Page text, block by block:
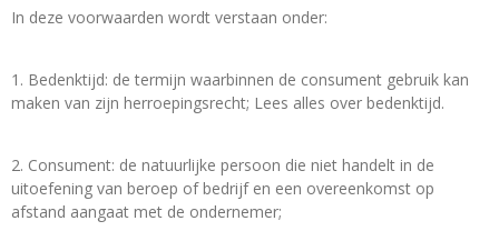
In deze voorwaarden wordt verstaan onder:
1. Bedenktijd: de termijn waarbinnen de consument gebruik kan
maken van zijn herroepingsrecht; Lees alles over bedenktijd.
2. Consument: de natuurlijke persoon die niet handelt in de
uitoefening van beroep of bedrijf en een overeenkomst op
afstand aangaat met de ondernemer;